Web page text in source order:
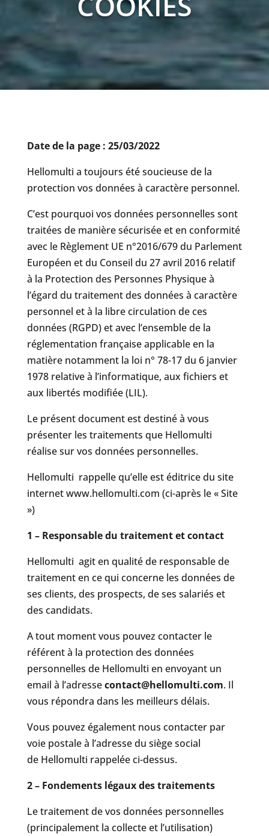
Date de la page : 25/03/2022
Hellomulti a toujours été soucieuse de la
protection vos données à caractère personnel.
C’est pourquoi vos données personnelles sont
traitées de manière sécurisée et en conformité
avec le Règlement UE n°2016/679 du Parlement
Européen et du Conseil du 27 avril 2016 relatif
à la Protection des Personnes Physique à
l’égard du traitement des données à caractère
personnel et à la libre circulation de ces
données (RGPD) et avec l’ensemble de la
réglementation française applicable en la
matière notamment la loi n° 78-17 du 6 janvier
1978 relative à l’informatique, aux fichiers et
aux libertés modifiée (LIL).
Le présent document est destiné à vous
présenter les traitements que Hellomulti
réalise sur vos données personnelles.
Hellomulti rappelle qu’elle est éditrice du site
internet www.hellomulti.com (ci-après le « Site
»)
1 – Responsable du traitement et contact
Hellomulti agit en qualité de responsable de
traitement en ce qui concerne les données de
ses clients, des prospects, de ses salariés et
des candidats.
A tout moment vous pouvez contacter le
référent à la protection des données
personnelles de Hellomulti en envoyant un
email à l’adressecontact@hellomulti.com. Il
vous répondra dans les meilleurs délais.
Vous pouvez également nous contacter par
voie postale à l’adresse du siège social
de Hellomulti rappelée ci-dessus.
2 – Fondements légaux des traitements
Le traitement de vos données personnelles
(principalement la collecte et l’utilisation)